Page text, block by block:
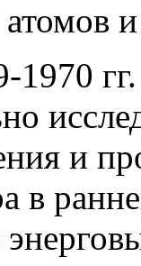
1970
и
в